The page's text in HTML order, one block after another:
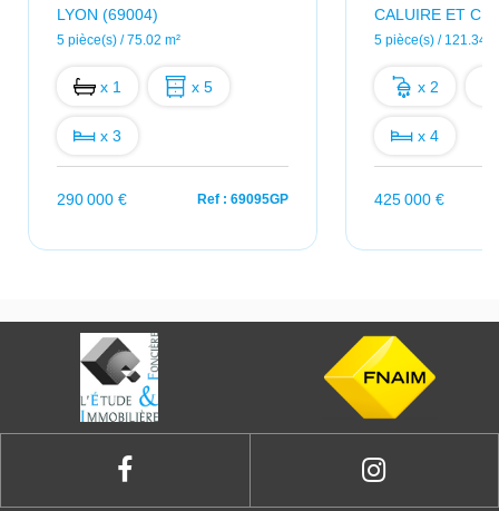
LYON (69004)
5 pièce(s) / 75.02 m²
x 1 x 5
x 3
290 000 € Ref : 69095GP
CALUIRE ET
5 pièce(s) / 121.34
x 2
x 4
425 000 €